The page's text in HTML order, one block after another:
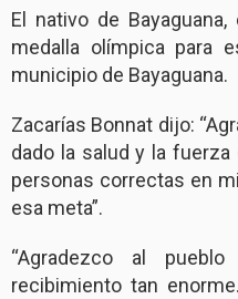
El nativo de
medalla olímpica para
municipio de Bayaguana.
Zacarías Bonnat dijo:
dado la salud y la
personas correctas en
esa meta”.
“Agradezco al
recibimiento tan